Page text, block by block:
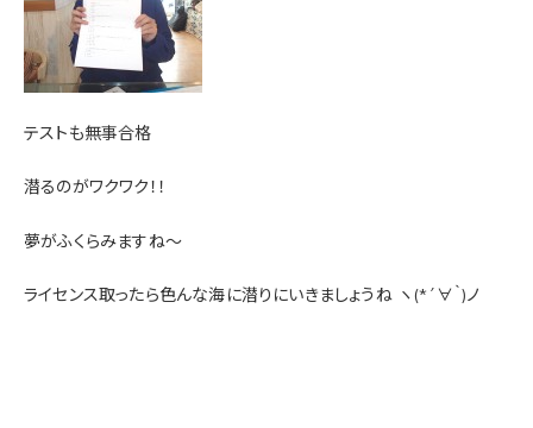
テストも無事合格
潜るのがワクワク！！
夢がふくらみますね～
ライセンス取ったら色んな海に潜りにいきましょうね ヽ(*´∀｀)ノ